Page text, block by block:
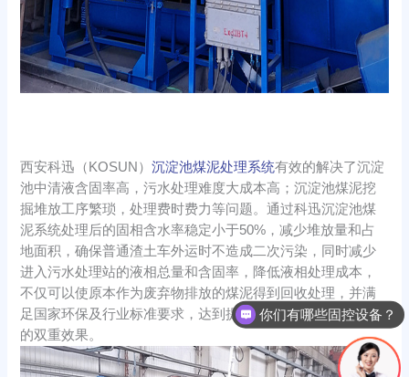
西安科迅（KOSUN）沉淀池煤泥处理系统有效的解决了沉淀
池中清液含固率高，污水处理难度大成本高；沉淀池煤泥挖
掘堆放工序繁琐，处理费时费力等问题。通过科迅沉淀池煤
泥系统处理后的固相含水率稳定小于50%，减少堆放量和占
地面积，确保普通渣土车外运时不造成二次污染，同时减少
进入污水处理站的液相总量和含固率，降低液相处理成本，
不仅可以使原本作为废弃物排放的煤泥得到回收处理，并满
足国家环保及行业标准要求，达到提升经济效益和环保治理
的双重效果。
你们有哪些固控设备？